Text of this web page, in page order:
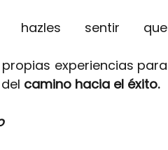
hazles sentir que
experiencias para
camino hacia el éxito.